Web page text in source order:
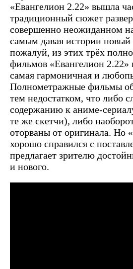
«Евангелион 2.22» вышла
традиционный сюжет
совершенно неожиданном
самым давая истории новый
пожалуй, из этих трёх
фильмов «Евангелион 2.22»
самая гармоничная и
Полнометражные фильмы
тем недостатком, что либо
содержанию к аниме-
те же скетчи), либо
оторваны от оригинала. Но
хорошо справился с
предлагает зрителю
и нового.